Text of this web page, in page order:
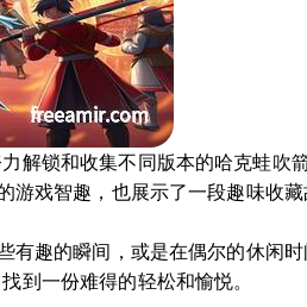
解锁和收集不同版本的哈克蛙吹
戏智趣，也展示了一段趣味收藏
有趣的瞬间，或是在偶尔的休闲
到一份难得的轻松和愉悦。